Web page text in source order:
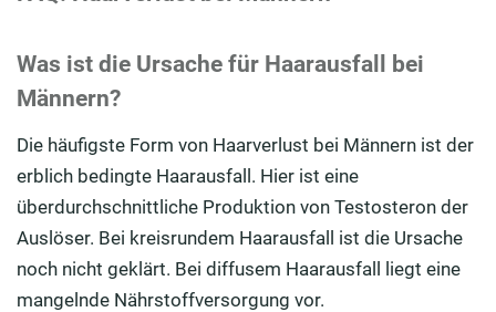
Was ist die Ursache für Haarausfall bei
Männern?
Die häufigste Form von Haarverlust bei Männern ist der
erblich bedingte Haarausfall. Hier ist eine
überdurchschnittliche Produktion von Testosteron der
Auslöser. Bei kreisrundem Haarausfall ist die Ursache
noch nicht geklärt. Bei diffusem Haarausfall liegt eine
mangelnde Nährstoffversorgung vor.